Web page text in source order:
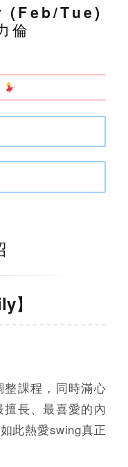
(Feb/Tue)
倫
】
課程，同時滿心
長、最喜愛的內
此熱愛swing真正